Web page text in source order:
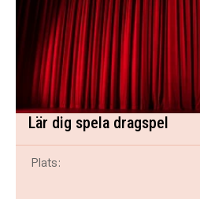
Lär dig spela dragspel
Plats: